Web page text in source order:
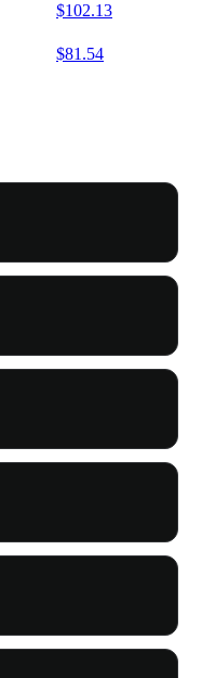
$102.13
$81.54